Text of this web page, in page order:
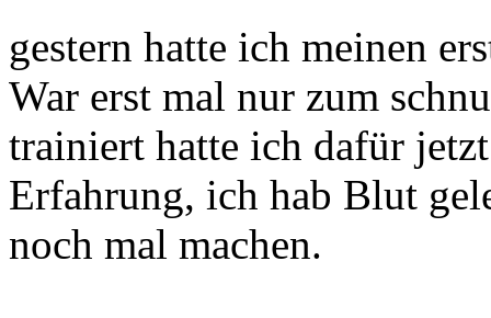
gestern hatte ich meinen
War erst mal nur zum
trainiert hatte ich dafür
Erfahrung, ich hab Blut
noch mal machen.